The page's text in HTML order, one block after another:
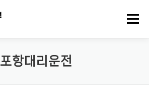
메뉴
법인대리운전 전국 탁송기사
포항대리운전